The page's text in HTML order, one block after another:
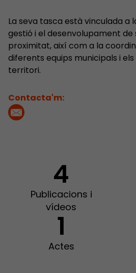
La seva tasca està vinculada a
gestió i el desenvolupament de
proximitat, així com a la
diferents equips municipals i
territori.
Contacta'm:
4
Publicacions i
vídeos
1
Actes